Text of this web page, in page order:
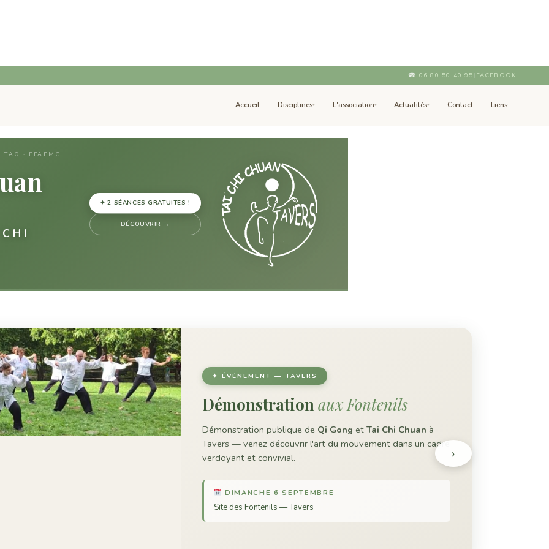
☎ 06 80 50 40 95 | FACEBOOK
Accueil Disciplines▾ L'association▾ Actualités▾ Contact Liens
· FFAEMC
✦ 2 SÉANCES GRATUITES !
DÉCOUVRIR →
✦ ÉVÉNEMENT — TAVERS
Démonstrationaux Fontenils
Démonstration publique de Qi Gong etTai Chi Chuan à
Tavers — venez découvrir l'art du mouvement dans un cadre
verdoyant et convivial.
DIMANCHE 6 SEPTEMBRE
Site des Fontenils — Tavers
›